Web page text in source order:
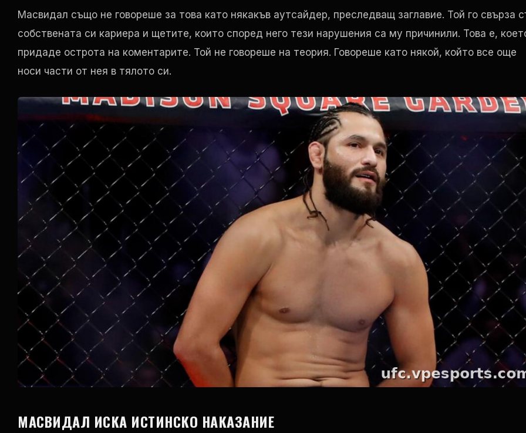
Масвидал също не говореше за това като някакъв аутсайдер, преследващ заглавие. Той го свърза
собствената си кариера и щетите, които според него тези нарушения са му причинили. Това е,
придаде острота на коментарите. Той не говореше на теория. Говореше като някой, който все още
носи части от нея в тялото си.
МАСВИДАЛ ИСКА ИСТИНСКО НАКАЗАНИЕ